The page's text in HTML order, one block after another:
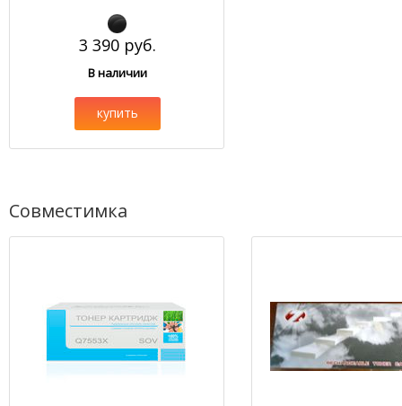
3 390 руб.
В наличии
купить
Совместимка